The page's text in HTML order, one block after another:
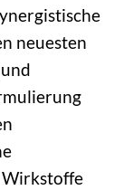
neuesten